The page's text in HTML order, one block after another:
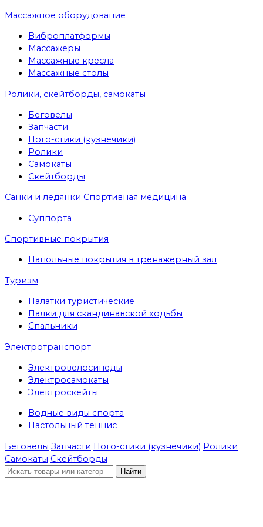
Массажное оборудование
Виброплатформы
Массажеры
Массажные кресла
Массажные столы
Ролики, скейтборды, самокаты
Беговелы
Запчасти
Пого-стики (кузнечики)
Ролики
Самокаты
Скейтборды
Санки и ледянки Спортивная медицина
Суппорта
Спортивные покрытия
Напольные покрытия в тренажерный зал
Туризм
Палатки туристические
Палки для скандинавской ходьбы
Спальники
Электротранспорт
Электровелосипеды
Электросамокаты
Электроскейты
Водные виды спорта
Настольный теннис
Беговелы Запчасти Пого-стики (кузнечики) Ролики
Самокаты Скейтборды
Найти